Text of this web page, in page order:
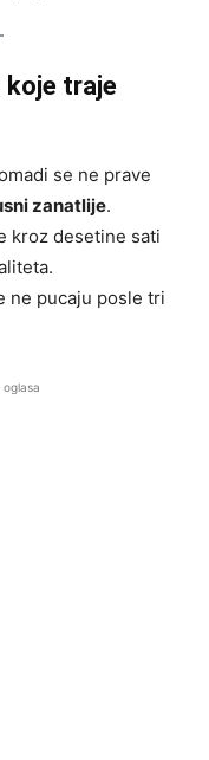
koje traje
se ne prave
zanatlije.
kroz desetine sati
ne pucaju posle tri